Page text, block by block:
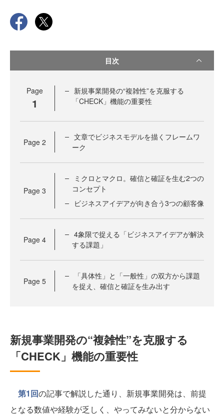
目次
Page
1
新規事業開発の“複雑性”を克服する
「CHECK」機能の重要性
Page 2
文章でビジネスモデルを描くフレームワ
ーク
Page 3
ミクロとマクロ。確信と確証を生む2つの
コンセプト
ビジネスアイデアが向き合う3つの顧客像
Page 4
4象限で捉える「ビジネスアイデアが解決
する課題」
Page 5
「具体性」と「一般性」の双方から課題
を捉え、確信と確証を生み出す
新規事業開発の“複雑性”を克服する
「CHECK」機能の重要性
第1回の記事で解説した通り、新規事業開発は、前提
となる数値や経験が乏しく、やってみないと分からない